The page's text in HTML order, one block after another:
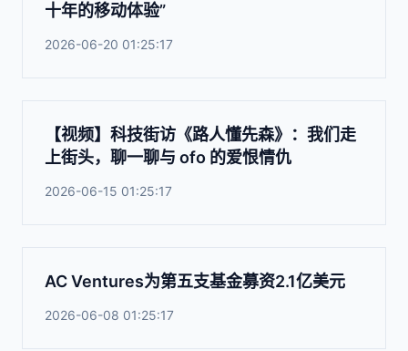
十年的移动体验”
2026-06-20 01:25:17
【视频】科技街访《路人懂先森》：我们走
上街头，聊一聊与 ofo 的爱恨情仇
2026-06-15 01:25:17
AC Ventures为第五支基金募资2.1亿美元
2026-06-08 01:25:17